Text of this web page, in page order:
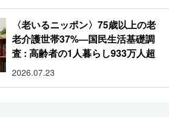
〈老いるニッポン〉75歳以上の老
老介護世帯37%―国民生活基礎調
査 : 高齢者の1人暮らし933万人超
2026.07.23